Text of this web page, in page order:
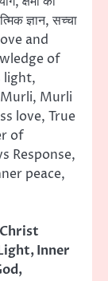
ज्ञान, सच्चा
and
of
light,
Murli
love, True
of
Response,
peace,
Christ
,Inner
,